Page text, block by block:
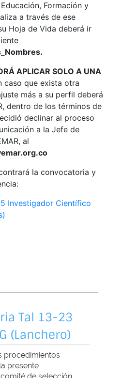
Formación y
a través de ese
Hoja de Vida deberá ir
APLICAR SOLO A UNA
caso que exista otra
más a su perfil deberá
dentro de los términos de
declinar al proceso
a la Jefe de
al
la convocatoria y
Investigador Científico